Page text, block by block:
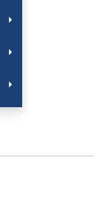
arrow_right
arrow_right
arrow_right